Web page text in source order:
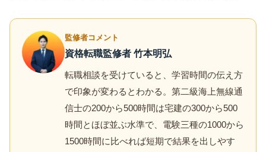
監修者コメント
資格転職監修者 竹本明弘
転職相談を受けていると、学習時間の伝え方
で印象が変わるとわかる。第二級海上無線通
信士の200から500時間は宅建の300から500
時間とほぼ並ぶ水準で、電験三種の1000から
1500時間に比べれば短期で結果を出しやす